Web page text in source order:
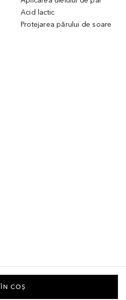
Acid lactic
Protejarea părului de soare
ÎN COȘ